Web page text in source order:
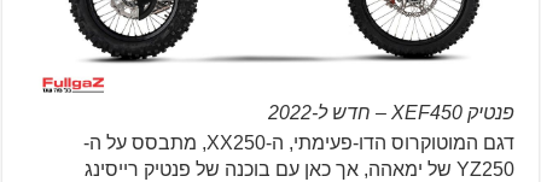
פנטיק XEF450 – חדש ל-2022
דגם המוטוקרוס הדו-פעימתי, ה-XX250, מתבסס על ה-
YZ250 של ימאהה, אך כאן עם בוכנה של פנטיק רייסינג